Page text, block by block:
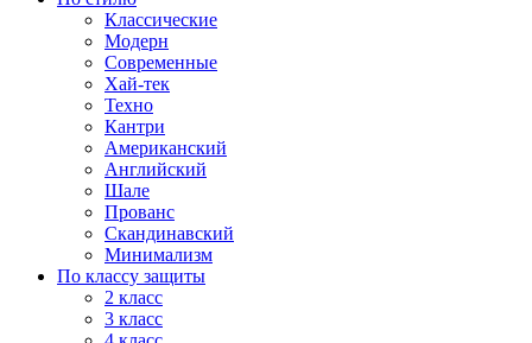
Классические
Модерн
Современные
Хай-тек
Техно
Кантри
Американский
Английский
Шале
Прованс
Скандинавский
Минимализм
По классу защиты
2 класс
3 класс